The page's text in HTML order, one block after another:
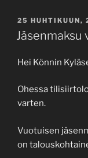
JULKAISTU
25 HUHTIKUUN,
Hei Könnin
Ohessa
varten.
Vuotuisen
on